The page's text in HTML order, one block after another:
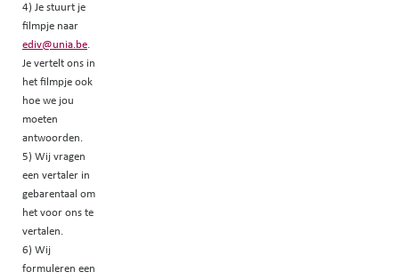
4) Je stuurt je
filmpje naar
ediv@unia.be.
Je vertelt ons in
het filmpje ook
hoe we jou
moeten
antwoorden.
5) Wij vragen
een vertaler in
gebarentaal om
het voor ons te
vertalen.
6) Wij
formuleren een